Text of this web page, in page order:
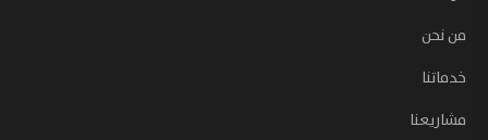
من نحن
خدماتنا
مشاريعنا